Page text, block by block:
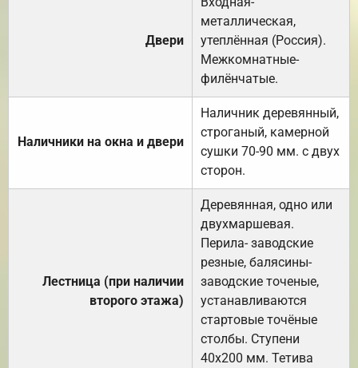
Двери
металлическая,
утеплённая (Россия).
Межкомнатные-
филёнчатые.
Наличники на окна и двери
Наличник деревянный,
строганый, камерной
сушки 70-90 мм. с двух
сторон.
Лестница (при наличии
второго этажа)
Деревянная, одно или
двухмаршевая.
Перила- заводские
резные, балясины-
заводские точеные,
устанавливаются
стартовые точёные
столбы. Ступени
40х200 мм. Тетива